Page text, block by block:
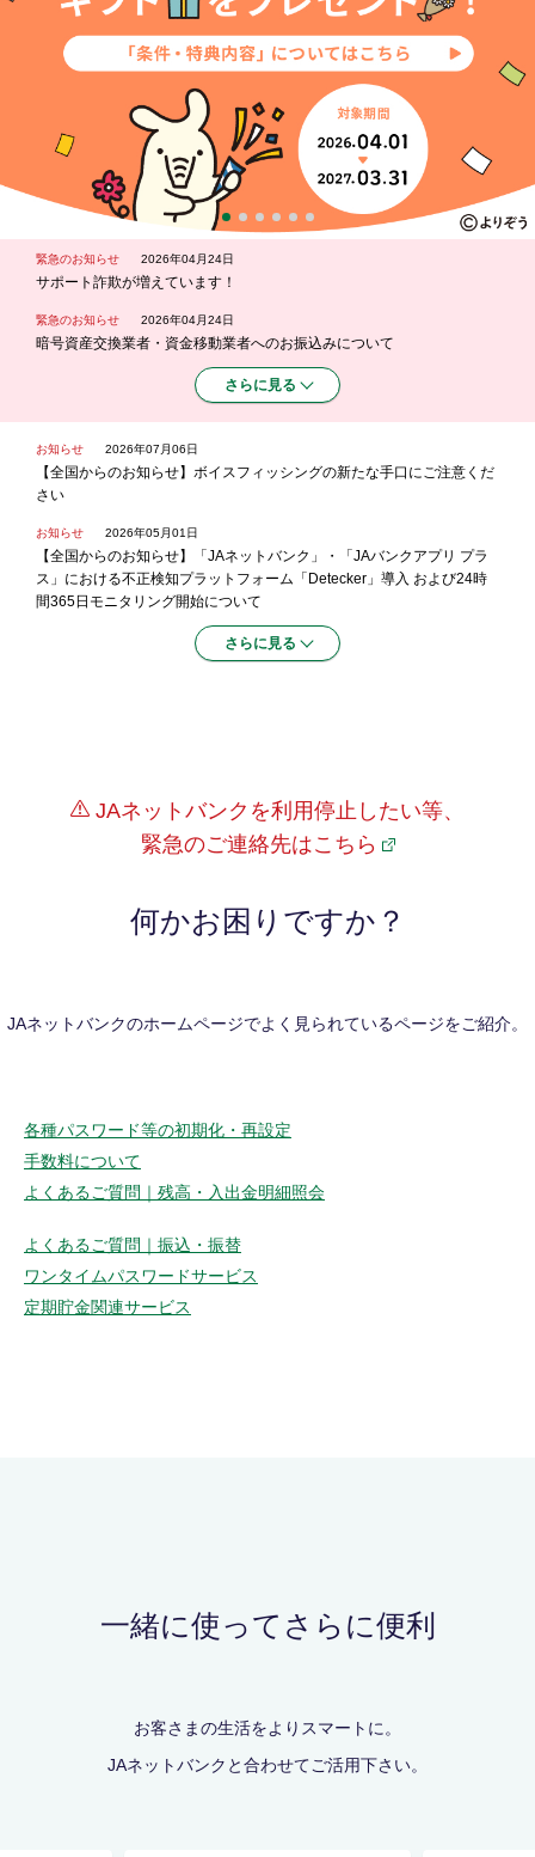
緊急のお知らせ 2026年04月24日
サポート詐欺が増えています！
緊急のお知らせ 2026年04月24日
暗号資産交換業者・資金移動業者へのお振込みについて
さらに見る
お知らせ 2026年07月06日
【全国からのお知らせ】ボイスフィッシングの新たな手口にご注意くだ
さい
お知らせ 2026年05月01日
【全国からのお知らせ】「JAネットバンク」・「JAバンクアプリ プラ
ス」における不正検知プラットフォーム「Detecker」導入 および24時
間365日モニタリング開始について
さらに見る
JAネットバンクを利用停止したい等、
緊急のご連絡先はこちら
何かお困りですか？
JAネットバンクのホームページでよく見られているページをご紹介。
各種パスワード等の初期化・再設定
手数料について
よくあるご質問｜残高・入出金明細照会
よくあるご質問｜振込・振替
ワンタイムパスワードサービス
定期貯金関連サービス
一緒に使ってさらに便利
お客さまの生活をよりスマートに。
JAネットバンクと合わせてご活用下さい。